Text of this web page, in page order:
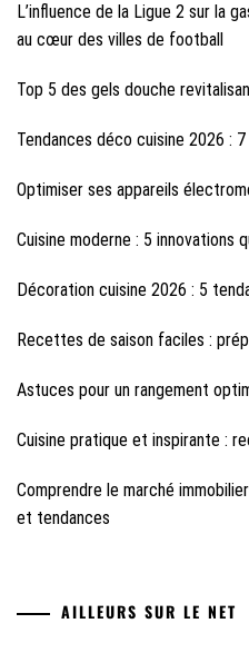
L’influence de la Ligue 2 sur la
au cœur des villes de football
Top 5 des gels douche
Tendances déco cuisine 2026 :
Optimiser ses appareils
Cuisine moderne : 5
Décoration cuisine 2026 : 5
Recettes de saison faciles :
Astuces pour un rangement
Cuisine pratique et inspirante :
Comprendre le marché
et tendances
AILLEURS SUR LE NET